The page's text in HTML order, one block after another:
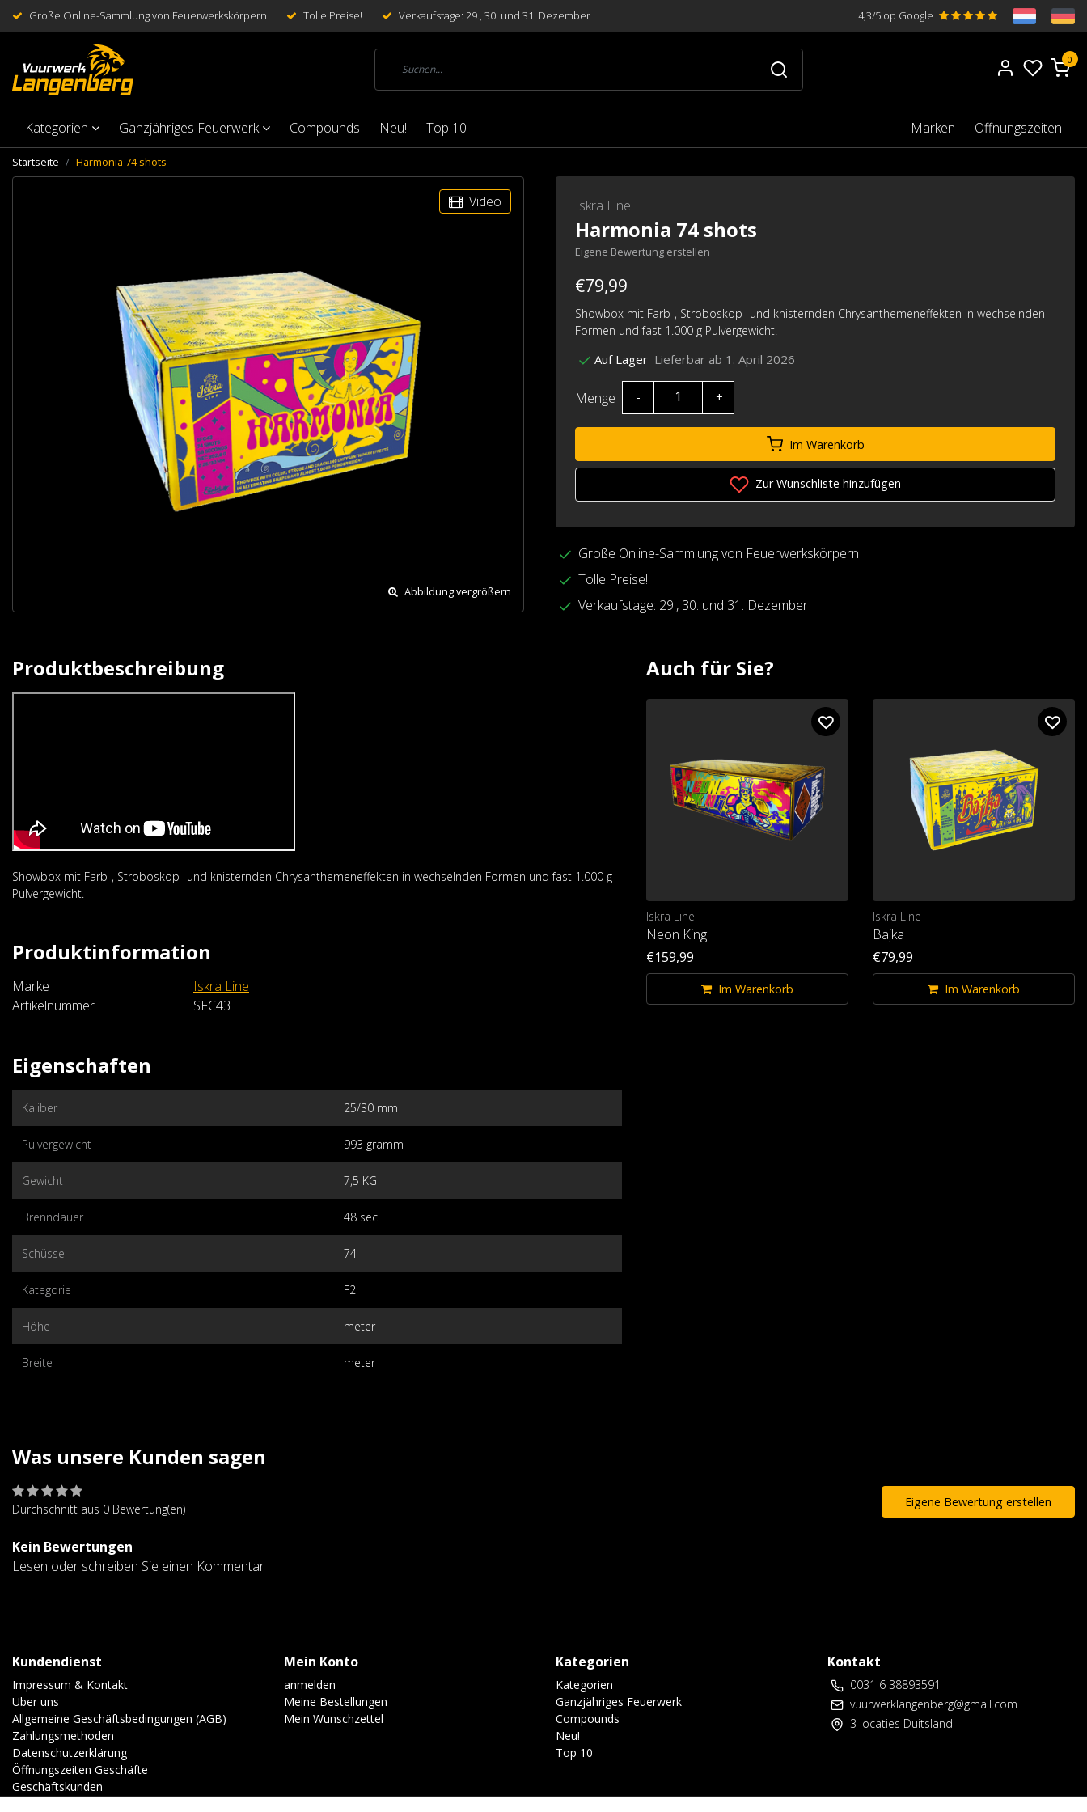
Große Online-Sammlung von Feuerwerkskörpern Tolle Preise! Verkaufstage: 29., 30. und 31. Dezember 4,3/5 op Google
0
Kategorien Ganzjähriges Feuerwerk Compounds Neu! Top 10 Marken Öffnungszeiten
Startseite Harmonia 74 shots
Video
Abbildung vergrößern
Iskra Line
Harmonia 74 shots
Eigene Bewertung erstellen
€79,99
Showbox mit Farb-, Stroboskop- und knisternden Chrysanthemeneffekten in wechselnden
Formen und fast 1.000 g Pulvergewicht.
Auf Lager Lieferbar ab 1. April 2026
Menge - +
Im Warenkorb
Zur Wunschliste hinzufügen
Große Online-Sammlung von Feuerwerkskörpern
Tolle Preise!
Verkaufstage: 29., 30. und 31. Dezember
Produktbeschreibung
Showbox mit Farb-, Stroboskop- und knisternden Chrysanthemeneffekten in wechselnden Formen und fast 1.000 g
Pulvergewicht.
Produktinformation
Marke
Iskra Line
Artikelnummer
SFC43
Eigenschaften
Kaliber 25/30 mm
Pulvergewicht 993 gramm
Gewicht 7,5 KG
Brenndauer 48 sec
Schüsse 74
Kategorie F2
Höhe meter
Breite meter
Auch für Sie?
Iskra Line
Neon King
€159,99
Im Warenkorb
Iskra Line
Bajka
€79,99
Im Warenkorb
Was unsere Kunden sagen
Durchschnitt aus 0 Bewertung(en) Eigene Bewertung erstellen
Kein Bewertungen
Lesen oder schreiben Sie einen Kommentar
Kundendienst
Impressum & Kontakt
Über uns
Allgemeine Geschäftsbedingungen (AGB)
Zahlungsmethoden
Datenschutzerklärung
Öffnungszeiten Geschäfte
Geschäftskunden
Mein Konto
anmelden
Meine Bestellungen
Mein Wunschzettel
Kategorien
Kategorien
Ganzjähriges Feuerwerk
Compounds
Neu!
Top 10
Kontakt
0031 6 38893591
vuurwerklangenberg@gmail.com
3 locaties Duitsland